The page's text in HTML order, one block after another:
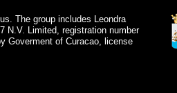
The group includes Leondra
N.V. Limited, registration number
Goverment of Curacao, license